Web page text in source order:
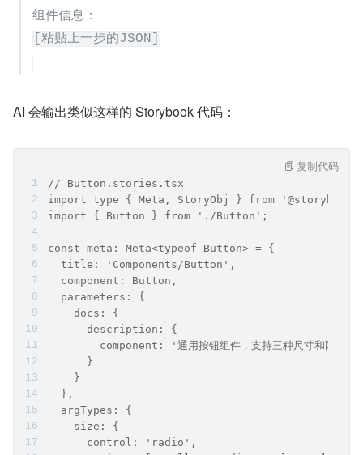
组件信息：
AI 会输出类似这样的 Storybook 代码：
// Button.stories.tsx
import type { Meta, StoryObj } from
import { Button } from './Button';
const meta: Meta<typeof Button> = {
  title: 'Components/Button',
  component: Button,
  parameters: {
    docs: {
      description: {
component: '通用按钮组件，支持三种尺寸和两种主
      }
    }
  },
  argTypes: {
    size: {
      control: 'radio',
复制代码